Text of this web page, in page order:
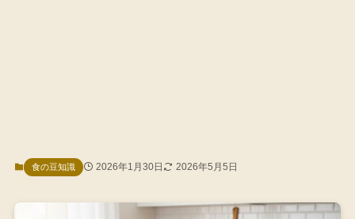
食の豆知識 2026年1月30日 2026年5月5日